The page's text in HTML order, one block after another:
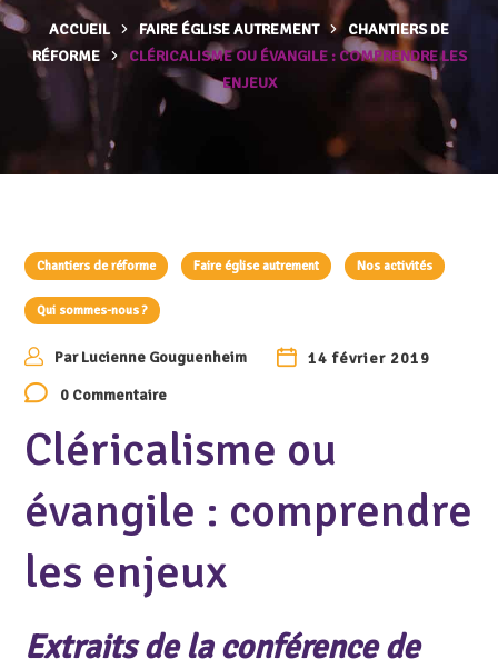
ACCUEIL FAIRE ÉGLISE AUTREMENT
CHANTIERS DE
RÉFORME
CLÉRICALISME OU ÉVANGILE : COMPRENDRE LES
ENJEUX
Chantiers de réforme Faire église autrement Nos activités
Qui sommes-nous ?
ParLucienne Gouguenheim
14 février 2019
0 Commentaire
Cléricalisme ou
évangile : comprendre
les enjeux
Extraits de la conférence de